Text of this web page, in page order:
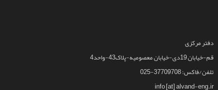
دفتر مرکزی
قم-خیابان 19دی-خیابان معصومیه-پلاک43-واحد4
تلفن/فاکس: 37709708-025
info [at] alvand-eng.ir